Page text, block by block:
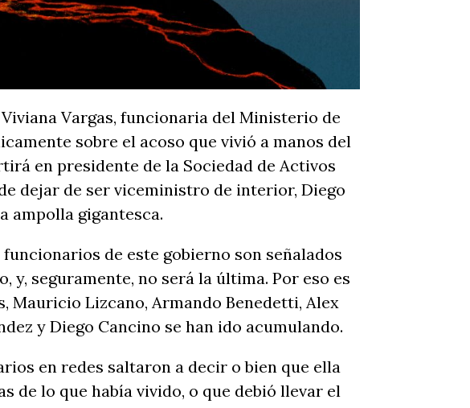
Vargas, funcionaria del Ministerio de
sobre el acoso que vivió a manos del
en presidente de la Sociedad de Activos
dejar de ser viceministro de interior, Diego
ampolla gigantesca.
de este gobierno son señalados
y, seguramente, no será la última. Por eso es
Mauricio Lizcano, Armando Benedetti, Alex
y Diego Cancino se han ido acumulando.
en redes saltaron a decir o bien que ella
de lo que había vivido, o que debió llevar el